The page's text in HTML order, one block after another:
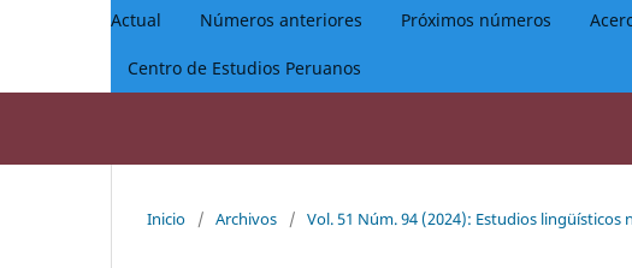
Actual Números anteriores Próximos números
Centro de Estudios Peruanos
Inicio / Archivos / Vol. 51 Núm. 94 (2024): Estudios lingüísticos